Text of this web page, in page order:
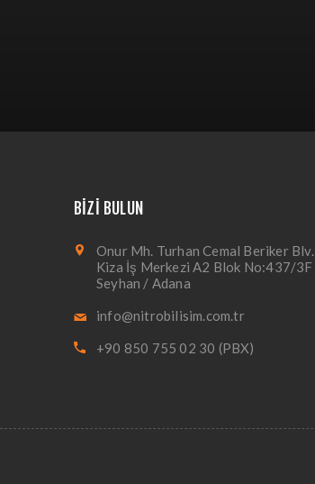
BIZI BULUN
Onur Mh. Turhan Cemal Beriker Blv.
Kiza İş Merkezi A2 Blok No:437/3F
Seyhan / Adana
info@nitrobilisim.com.tr
+90 850 755 02 30 (PBX)